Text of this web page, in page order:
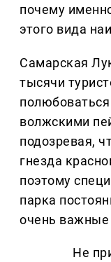
почему
этого вида
Самарская
тысячи
волжскими
подозревая,
гнезда
поэтому
парка
очень важные
Не